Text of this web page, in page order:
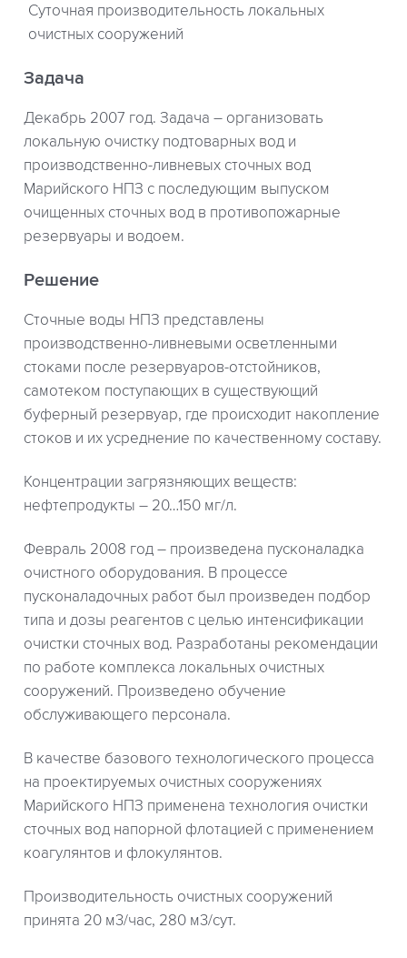
Суточная производительность локальных
очистных сооружений
Задача
Декабрь 2007 год. Задача – организовать
локальную очистку подтоварных вод и
производственно-ливневых сточных вод
Марийского НПЗ с последующим выпуском
очищенных сточных вод в противопожарные
резервуары и водоем.
Решение
Сточные воды НПЗ представлены
производственно-ливневыми осветленными
стоками после резервуаров-отстойников,
самотеком поступающих в существующий
буферный резервуар, где происходит накопление
стоков и их усреднение по качественному составу.
Концентрации загрязняющих веществ:
нефтепродукты – 20…150 мг/л.
Февраль 2008 год – произведена пусконаладка
очистного оборудования. В процессе
пусконаладочных работ был произведен подбор
типа и дозы реагентов с целью интенсификации
очистки сточных вод. Разработаны рекомендации
по работе комплекса локальных очистных
сооружений. Произведено обучение
обслуживающего персонала.
В качестве базового технологического процесса
на проектируемых очистных сооружениях
Марийского НПЗ применена технология очистки
сточных вод напорной флотацией с применением
коагулянтов и флокулянтов.
Производительность очистных сооружений
принята 20 м3/час, 280 м3/сут.